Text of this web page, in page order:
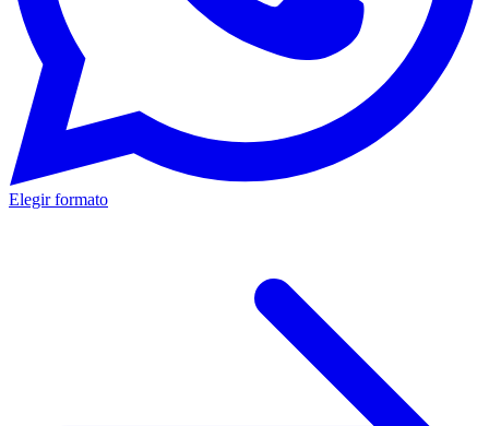
Elegir formato